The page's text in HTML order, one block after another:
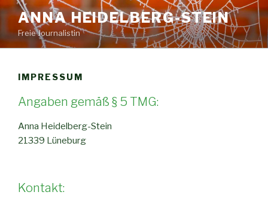
Zum
Inhalt
springen
ANNA HEIDELBERG-STEIN
Freie Journalistin
IMPRESSUM
Angaben gemäß § 5 TMG:
Anna Heidelberg-Stein
21339 Lüneburg
Kontakt: